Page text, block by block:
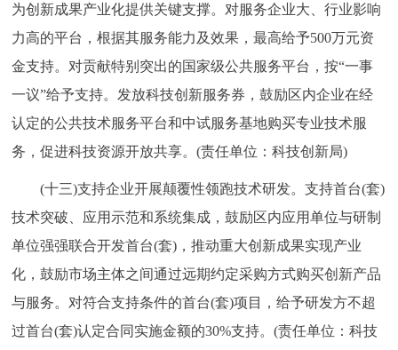
为创新成果产业化提供关键支撑。对服务企业大、行业影响
力高的平台，根据其服务能力及效果，最高给予500万元资
金支持。对贡献特别突出的国家级公共服务平台，按“一事
一议”给予支持。发放科技创新服务券，鼓励区内企业在经
认定的公共技术服务平台和中试服务基地购买专业技术服
务，促进科技资源开放共享。(责任单位：科技创新局)
(十三)支持企业开展颠覆性领跑技术研发。支持首台(套)
技术突破、应用示范和系统集成，鼓励区内应用单位与研制
单位强强联合开发首台(套)，推动重大创新成果实现产业
化，鼓励市场主体之间通过远期约定采购方式购买创新产品
与服务。对符合支持条件的首台(套)项目，给予研发方不超
过首台(套)认定合同实施金额的30%支持。(责任单位：科技